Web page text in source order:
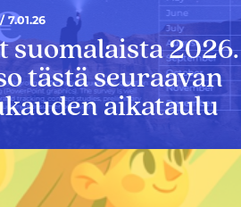
7.01.26
suomalaista 2026.
tästä seuraavan
aikataulu